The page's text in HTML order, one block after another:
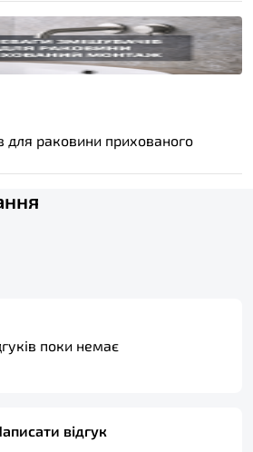
для раковини прихованого
поки немає
відгук